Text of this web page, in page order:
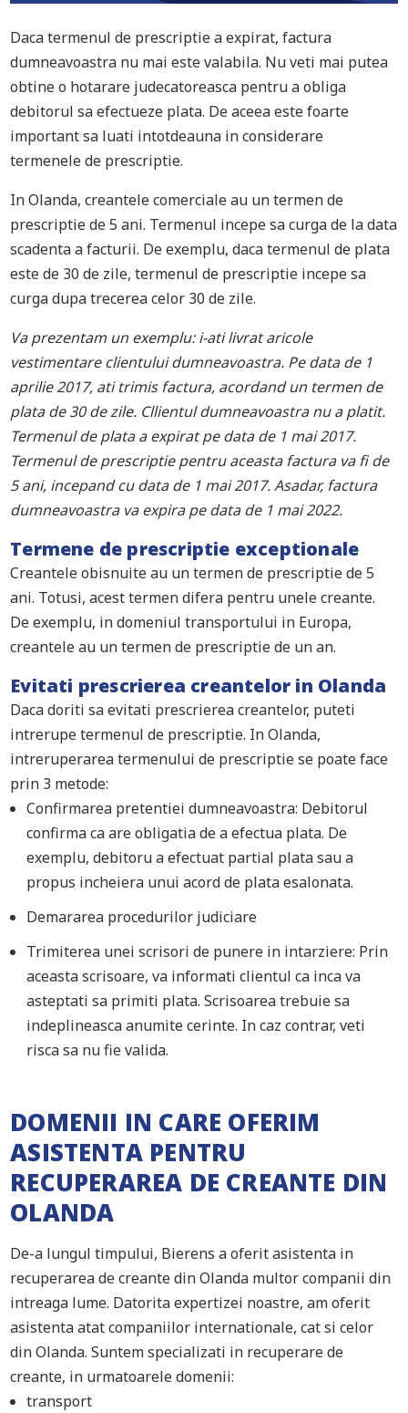
Daca termenul de prescriptie a expirat, factura
dumneavoastra nu mai este valabila. Nu veti mai putea
obtine o hotarare judecatoreasca pentru a obliga
debitorul sa efectueze plata. De aceea este foarte
important sa luati intotdeauna in considerare
termenele de prescriptie.
In Olanda, creantele comerciale au un termen de
prescriptie de 5 ani. Termenul incepe sa curga de la data
scadenta a facturii. De exemplu, daca termenul de plata
este de 30 de zile, termenul de prescriptie incepe sa
curga dupa trecerea celor 30 de zile.
Va prezentam un exemplu: i-ati livrat aricole
vestimentare clientului dumneavoastra. Pe data de 1
aprilie 2017, ati trimis factura, acordand un termen de
plata de 30 de zile. Cllientul dumneavoastra nu a platit.
Termenul de plata a expirat pe data de 1 mai 2017.
Termenul de prescriptie pentru aceasta factura va fi de
5 ani, incepand cu data de 1 mai 2017. Asadar, factura
dumneavoastra va expira pe data de 1 mai 2022.
Termene de prescriptie exceptionale
Creantele obisnuite au un termen de prescriptie de 5
ani. Totusi, acest termen difera pentru unele creante.
De exemplu, in domeniul transportului in Europa,
creantele au un termen de prescriptie de un an.
Evitati prescrierea creantelor in Olanda
Daca doriti sa evitati prescrierea creantelor, puteti
intrerupe termenul de prescriptie. In Olanda,
intreruperarea termenului de prescriptie se poate face
prin 3 metode:
Confirmarea pretentiei dumneavoastra: Debitorul
confirma ca are obligatia de a efectua plata. De
exemplu, debitoru a efectuat partial plata sau a
propus incheiera unui acord de plata esalonata.
Demararea procedurilor judiciare
Trimiterea unei scrisori de punere in intarziere: Prin
aceasta scrisoare, va informati clientul ca inca va
asteptati sa primiti plata. Scrisoarea trebuie sa
indeplineasca anumite cerinte. In caz contrar, veti
risca sa nu fie valida.
DOMENII IN CARE OFERIM
ASISTENTA PENTRU
RECUPERAREA DE CREANTE DIN
OLANDA
De-a lungul timpului, Bierens a oferit asistenta in
recuperarea de creante din Olanda multor companii din
intreaga lume. Datorita expertizei noastre, am oferit
asistenta atat companiilor internationale, cat si celor
din Olanda. Suntem specializati in recuperare de
creante, in urmatoarele domenii:
transport